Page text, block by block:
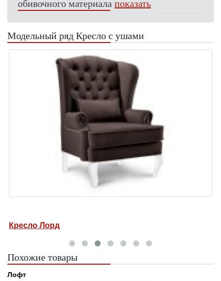
обивочного материалапоказать
Модельный ряд Кресло с ушами
Кресло Лорд
Похожие товары
Лофт